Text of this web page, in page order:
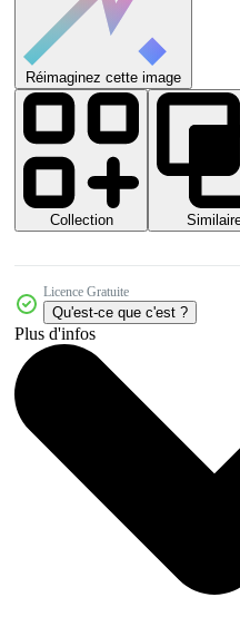
Réimaginez cette image
Collection
Licence Gratuite
Qu'est-ce que c'est ?
Plus d'infos